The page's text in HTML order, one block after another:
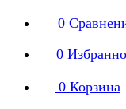
0
0
0 Корзина